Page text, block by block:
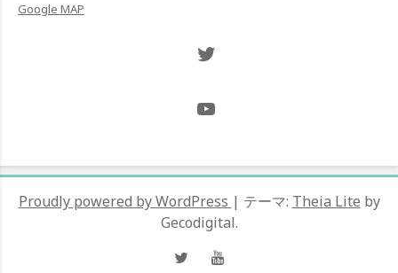
Google MAP
Proudly powered by WordPress | テーマ: Theia Lite by
Gecodigital.
TwitterYouTube